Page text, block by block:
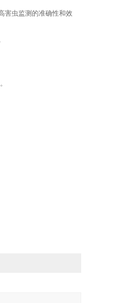
害虫监测的准确性和效